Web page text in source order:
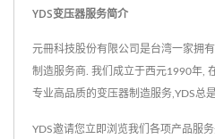
YDS变压器服务简介
元冊科技股份有限公司是台湾一家拥
制造服务商. 我们成立于西元1990年,
专业高品质的变压器制造服务,YDS总
YDS邀请您立即浏览我们各项产品服